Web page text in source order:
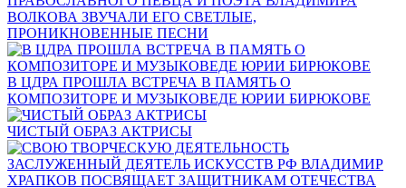
ВОЛКОВА ЗВУЧАЛИ ЕГО СВЕТЛЫЕ,
ПРОНИКНОВЕННЫЕ ПЕСНИ
В ЦДРА ПРОШЛА ВСТРЕЧА В ПАМЯТЬ О
КОМПОЗИТОРЕ И МУЗЫКОВЕДЕ ЮРИИ БИРЮКОВЕ
ЧИСТЫЙ ОБРАЗ АКТРИСЫ